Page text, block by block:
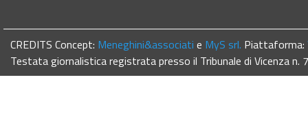
CREDITS Concept: Meneghini&associati e MyS srl. Piattaforma:
Testata giornalistica registrata presso il Tribunale di Vicenza n.